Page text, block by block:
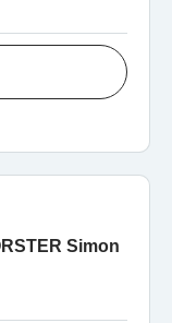
Simon